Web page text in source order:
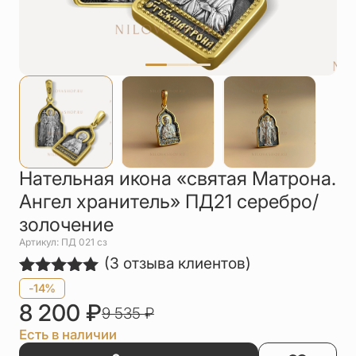
Цепи
Шнурки на
шею
Другое
Нательная икона «святая Матрона.
Ангел хранитель» ПД21 серебро/
золочение
Артикул: ПД 021 сз
Рейтинг
5.00из 5
на основе
опроса
3
пользователей
(3 отзыва клиентов)
-14%
8 200 ₽9 535₽
Есть в наличии